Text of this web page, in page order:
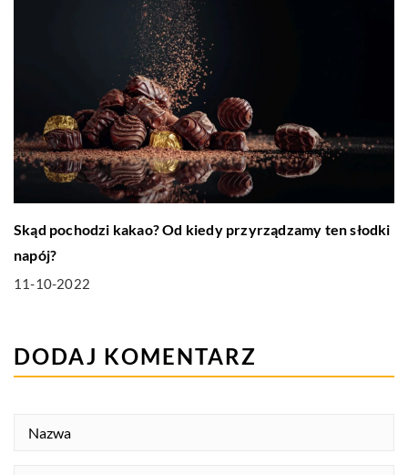
Skąd pochodzi kakao? Od kiedy przyrządzamy ten słodki
napój?
11-10-2022
DODAJ KOMENTARZ